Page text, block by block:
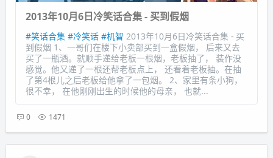
2013年10月6日冷笑话合集 - 买到假烟
#笑话合集 #冷笑话 #机智 2013年10月6日冷笑话合集 - 买
到假烟 1、一哥们在楼下小卖部买到一盒假烟， 后来又去
买了一瓶酒。就顺手递给老板一根烟，老板抽了， 装作没
感觉。他又递了一根还帮老板点上， 还看着老板抽。在抽
了第4根儿之后老板给他拿了一包烟。 2、家里有条小狗，
很不幸， 在他刚刚出生的时候他的母亲， 也就...
0 1471